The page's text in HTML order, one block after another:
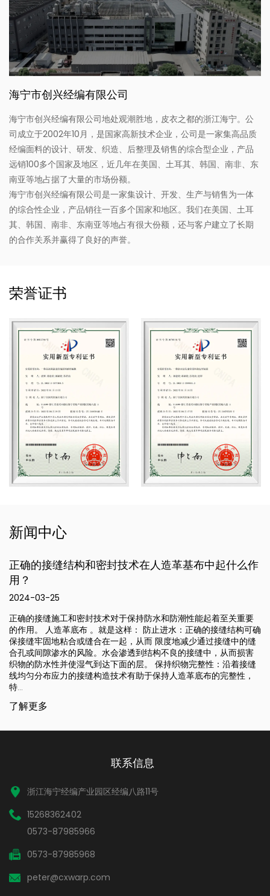
海宁市创兴经编有限公司
海宁市创兴经编有限公司地处观潮胜地，皮衣之都的浙江海宁。公
司成立于2002年10月，是国家高新技术企业，公司是一家集高品质
经编面料的设计、研发、织造、后整理及销售的综合型企业，产品
远销100多个国家及地区，近几年在美国、土耳其、韩国、南非、东
南亚等地占据了大量的市场份额。
海宁市创兴经编有限公司是一家集设计、开发、生产与销售为一体
的综合性企业，产品销往一百多个国家和地区。我们在美国、土耳
其、韩国、南非、东南亚等地占有很大份额，还与客户建立了长期
的合作关系并赢得了良好的声誉。
荣誉证书
新闻中心
在人造革基布中起什么作
持防水和防潮性能起着至关重要
： 防止进水：正确的接缝结构可确
从而 限度地减少通过接缝中的缝
到结构不良的接缝中，从而损害
层。 保持织物完整性：沿着接缝
助于保持人造革底布的完整性，
人造革基布的防水防潮
所采用的表面处理等因素而有
提供高度的防水性和防潮性，
的各种应用。 以下是影响人造
料成分：人造革底布通常由聚
成材料组成，这些材料本身具
了解更多
联系信息
浙江海宁经编产业园区经编八路11号
15268362402
0573-87985966
0573-87985968
peter@cxwarp.com